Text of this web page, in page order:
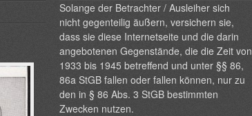
Solange der Betrachter / Ausleiher sich
nicht gegenteilig äußern, versichern sie,
dass sie diese Internetseite und die darin
angebotenen Gegenstände, die die Zeit von
1933 bis 1945 betreffend und unter §§ 86,
86a StGB fallen oder fallen können, nur zu
den in § 86 Abs. 3 StGB bestimmten
Zwecken nutzen.